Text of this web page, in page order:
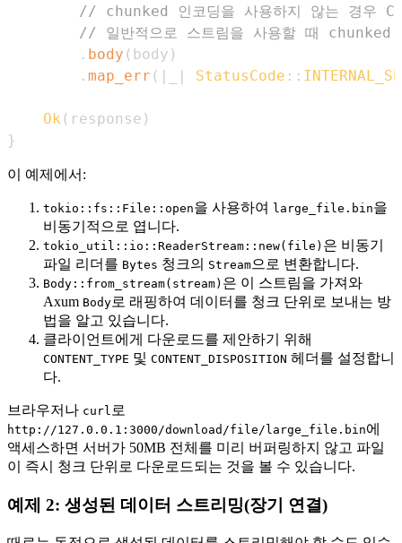
// chunked 인코딩을 사용하지 않는 경우
// 일반적으로 스트림을 사용할 때 chunked
. body ( body )
. map_err ( | | StatusCode ::
Ok ( response )
}
이 예제에서:
tokio::fs::File::open을 사용하여 large_file.bin을
비동기적으로 엽니다.
tokio_util::io::ReaderStream::new(file) 은 비동기
파일 리더를 Bytes 청크의 Stream으로 변환합니다.
Body::from_stream(stream) 은 이 스트림을 가져와
Axum Body로 래핑하여 데이터를 청크 단위로 보내는 방
법을 알고 있습니다.
클라이언트에게 다운로드를 제안하기 위해
CONTENT_TYPE 및 CONTENT_DISPOSITION 헤더를 설정합니
다.
브라우저나 curl 로
http://127.0.0.1:3000/download/file/large_file.bin에
액세스하면 서버가 50MB 전체를 미리 버퍼링하지 않고 파일
이 즉시 청크 단위로 다운로드되는 것을 볼 수 있습니다.
예제 2: 생성된 데이터 스트리밍(장기 연결)